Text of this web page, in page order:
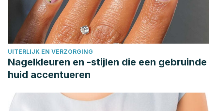
UITERLIJK EN VERZORGING
Nagelkleuren en -stijlen die een gebruinde
huid accentueren